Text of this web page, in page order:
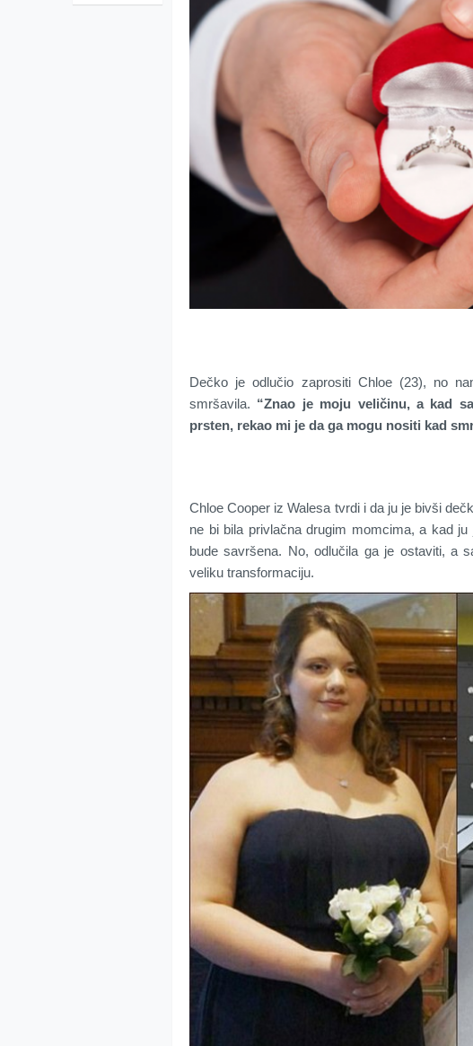
Dečko je odlučio zaprositi Chloe (23), no
smršavila. “Znao je moju veličinu, a kad
prsten, rekao mi je da ga mogu nositi kad
Chloe Cooper iz Walesa tvrdi i da ju je bivši
ne bi bila privlačna drugim momcima, a kad
bude savršena. No, odlučila ga je ostaviti, a
veliku transformaciju.